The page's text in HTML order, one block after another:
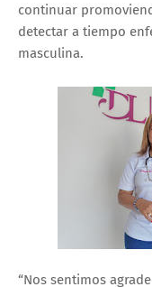
continuar
detectar a tiempo
masculina.
“Nos sentimos